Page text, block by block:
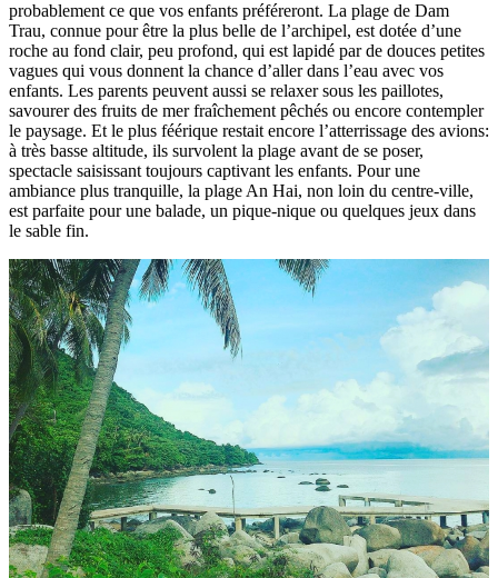
probablement ce que vos enfants préféreront. La plage de Dam
Trau, connue pour être la plus belle de l’archipel, est dotée d’une
roche au fond clair, peu profond, qui est lapidé par de douces petites
vagues qui vous donnent la chance d’aller dans l’eau avec vos
enfants. Les parents peuvent aussi se relaxer sous les paillotes,
savourer des fruits de mer fraîchement pêchés ou encore contempler
le paysage. Et le plus féérique restait encore l’atterrissage des avions:
à très basse altitude, ils survolent la plage avant de se poser,
spectacle saisissant toujours captivant les enfants. Pour une
ambiance plus tranquille, la plage An Hai, non loin du centre-ville,
est parfaite pour une balade, un pique-nique ou quelques jeux dans
le sable fin.